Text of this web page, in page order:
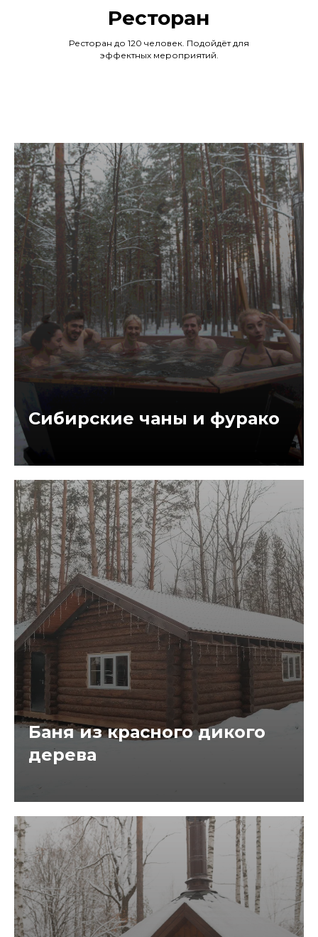
Ресторан
Ресторан до 120 человек. Подойдёт для
эффектных мероприятий.
Сибирские чаны и фурако
Баня из красного дикого
дерева